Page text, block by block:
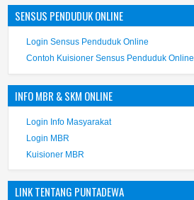
SENSUS PENDUDUK ONLINE
Login Sensus Penduduk Online
Contoh Kuisioner Sensus Penduduk Online
INFO MBR & SKM ONLINE
Login Info Masyarakat
Login MBR
Kuisioner MBR
LINK TENTANG PUNTADEWA